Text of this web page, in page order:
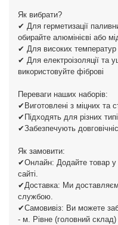
Як вибрати?
✔ Для герметизації
обирайте алюмінієві або
✔ Для високих температур
✔ Для електроізоляції та
використовуйте фіброві
Переваги наших наборів:
✔Виготовлені з міцних та
✔Підходять для різних
✔Забезпечують
Як замовити:
✔Онлайн: Додайте товар у
сайті.
✔Доставка: Ми
службою.
✔Самовивіз: Ви можете
- м. Рівне (головний склад)